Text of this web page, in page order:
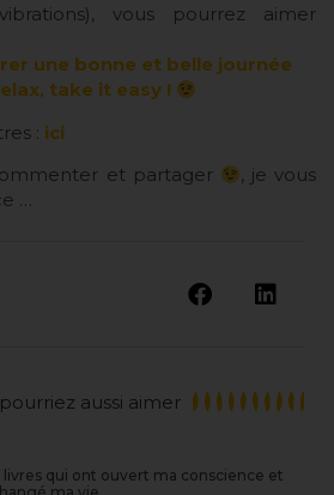
vous pourrez aimer
une bonne et belle journée
take it easy !
: ici
et partager
, je vous
…
aussi aimer
livres qui ont ouvert ma conscience et